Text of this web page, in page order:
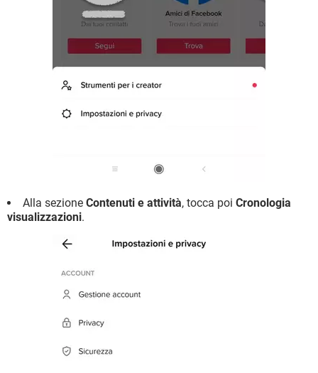
Alla sezione Contenuti e attività, tocca poi Cronologia
visualizzazioni.